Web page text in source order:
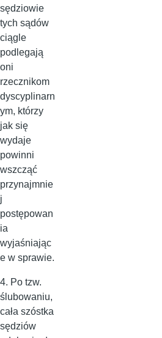
sędziowie
tych sądów
ciągle
podlegają
oni
rzecznikom
dyscyplinarn
ym, którzy
jak się
wydaje
powinni
wszcząć
przynajmnie
j
postępowan
ia
wyjaśniając
e w sprawie.
4. Po tzw.
ślubowaniu,
cała szóstka
sędziów